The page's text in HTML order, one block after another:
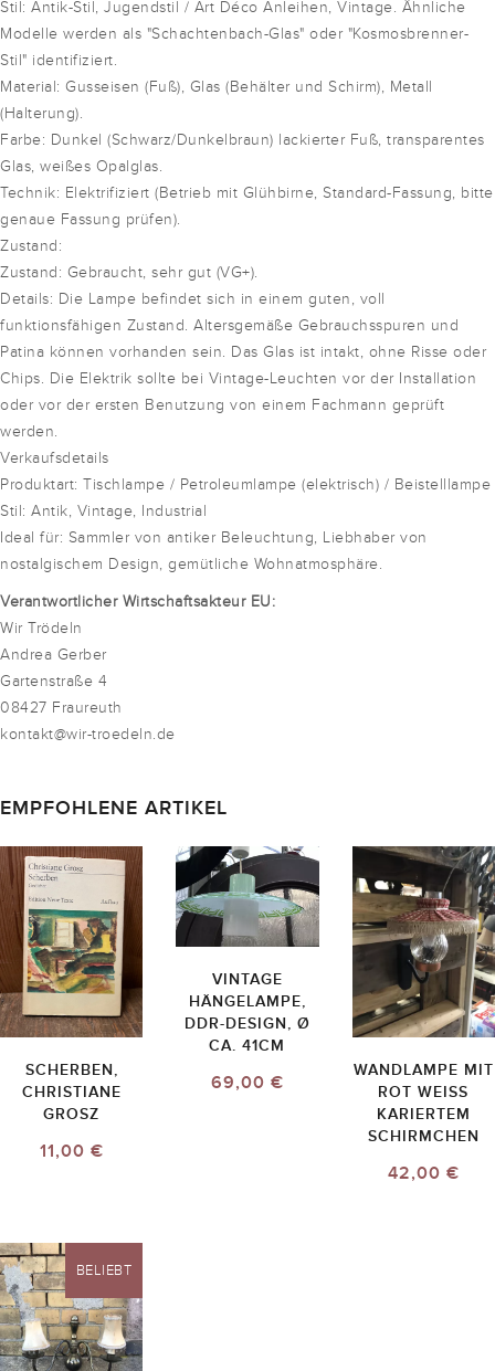
Stil: Antik-Stil, Jugendstil / Art Déco Anleihen, Vintage. Ähnliche
Modelle werden als "Schachtenbach-Glas" oder "Kosmosbrenner-
Stil" identifiziert.
Material: Gusseisen (Fuß), Glas (Behälter und Schirm), Metall
(Halterung).
Farbe: Dunkel (Schwarz/Dunkelbraun) lackierter Fuß, transparentes
Glas, weißes Opalglas.
Technik: Elektrifiziert (Betrieb mit Glühbirne, Standard-Fassung, bitte
genaue Fassung prüfen).
Zustand:
Zustand: Gebraucht, sehr gut (VG+).
Details: Die Lampe befindet sich in einem guten, voll
funktionsfähigen Zustand. Altersgemäße Gebrauchsspuren und
Patina können vorhanden sein. Das Glas ist intakt, ohne Risse oder
Chips. Die Elektrik sollte bei Vintage-Leuchten vor der Installation
oder vor der ersten Benutzung von einem Fachmann geprüft
werden.
Verkaufsdetails
Produktart: Tischlampe / Petroleumlampe (elektrisch) / Beistelllampe
Stil: Antik, Vintage, Industrial
Ideal für: Sammler von antiker Beleuchtung, Liebhaber von
nostalgischem Design, gemütliche Wohnatmosphäre.
Verantwortlicher Wirtschaftsakteur EU:
Wir Trödeln
Andrea Gerber
Gartenstraße 4
08427 Fraureuth
kontakt@wir-troedeln.de
EMPFOHLENE ARTIKEL
SCHERBEN,
CHRISTIANE
GROSZ
11,00 €
VINTAGE
HÄNGELAMPE,
DDR-DESIGN, Ø
CA. 41CM
69,00 €
WANDLAMPE MIT
ROT WEISS K
ARIERTEM S
CHIRMCHEN
42,00 €
BELIEBT